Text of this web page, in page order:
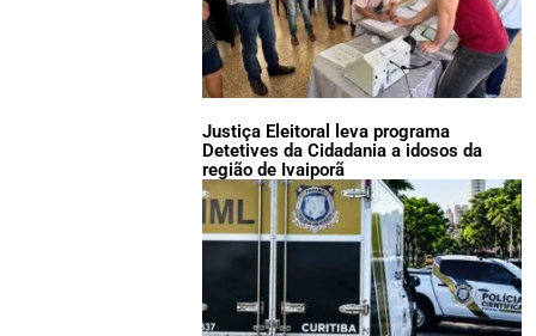
Justiça Eleitoral leva programa
Detetives da Cidadania a idosos da
região de Ivaiporã